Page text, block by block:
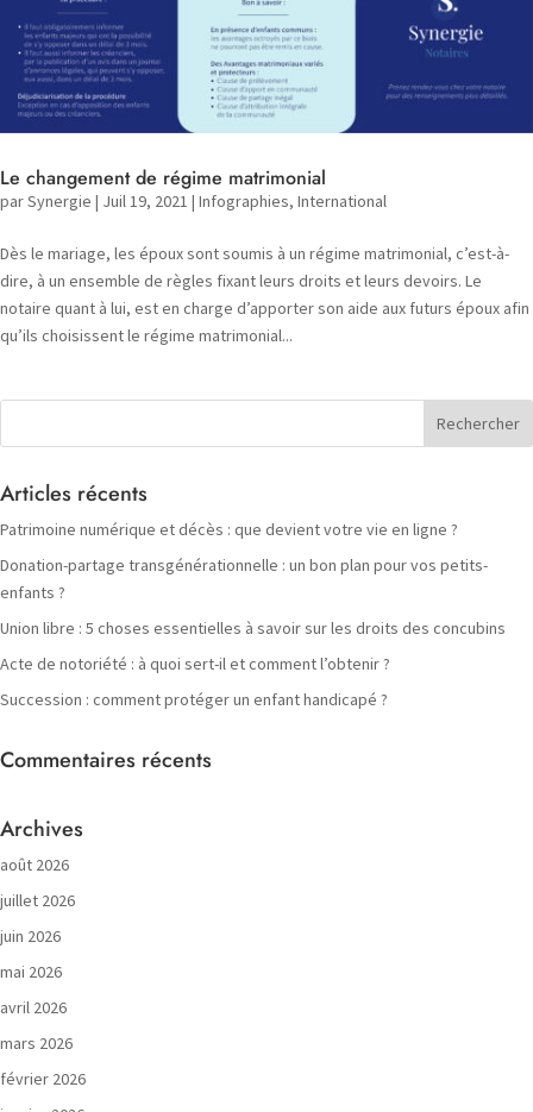
Le changement de régime matrimonial
parSynergie | Juil 19, 2021 | Infographies, International
Dès le mariage, les époux sont soumis à un régime matrimonial, c’est-à-
dire, à un ensemble de règles fixant leurs droits et leurs devoirs. Le
notaire quant à lui, est en charge d’apporter son aide aux futurs époux afin
qu’ils choisissent le régime matrimonial...
Articles récents
Patrimoine numérique et décès : que devient votre vie en ligne ?
Donation-partage transgénérationnelle : un bon plan pour vos petits-
enfants ?
Union libre : 5 choses essentielles à savoir sur les droits des concubins
Acte de notoriété : à quoi sert-il et comment l’obtenir ?
Succession : comment protéger un enfant handicapé ?
Commentaires récents
Archives
août 2026
juillet 2026
juin 2026
mai 2026
avril 2026
mars 2026
février 2026